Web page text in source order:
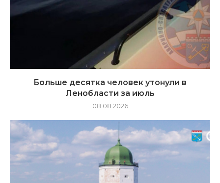
Больше десятка человек утонули в
Ленобласти за июль
08.08.2026